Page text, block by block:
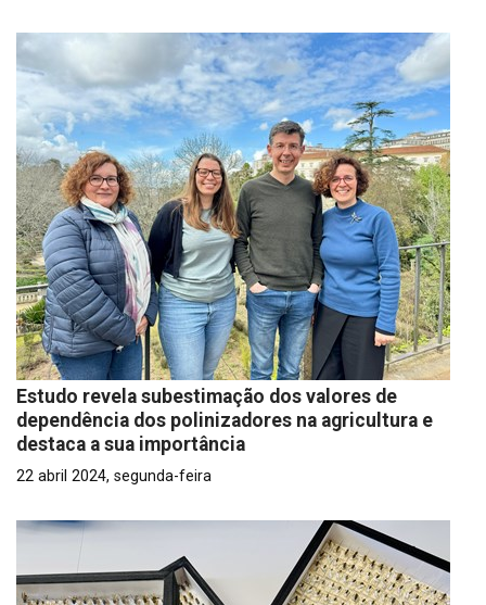
Estudo revela subestimação dos valores de
dependência dos polinizadores na agricultura e
destaca a sua importância
22 abril 2024, segunda-feira